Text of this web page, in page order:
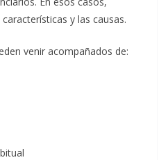
y las causas.
venir acompañados de: